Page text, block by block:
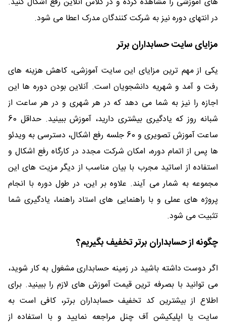
در انتهای دوره نیز به شرکت کنندگان مدرک اعطا می شود.
مزایای سایت حسابداران برتر
یکی از مهم ترین مزایای این سایت آموزشی، کاهش هزینه های
رفت و آمد و شهریه دانشجویان است. آنلاین بودن دوره ها این
اجازه را نیز به شما می دهد که در هر شهری و در هر ساعت از
شبانه روز که یادگیری بیشتری دارید، آموزش ببینید. حداقل 60
ساعت آموزش تصویری و 60 جلسه رفع اشکال، دسترسی به ویدئو
ها پس از اتمام دوره، امکان شرکت مجدد در کارگاه رفع اشکال و
استفاده از اساتید مجرب با بیان مناسب از دیگر مزیت های این
مجموعه به شمار می آیند. علاوه بر این، در طول دوره با انجام
پروژه های عملی و با راهنمایی های استاد راهنما، یادگیری شما
تثبیت می شود.
چگونه از حسابداران برتر تخفیف بگیریم؟
اگر دوست داشته باشید در زمینه حسابداری مشغول به کار شوید،
می توانید با بصرفه ترین قیمت آموزش های لازم را ببینید. برای
اطلاع از بیشترین کد تخفیف حسابداران برتر، کافی است به
سایت یا اپلیکیشن آف چنل مراجعه نمایید و با استفاده از